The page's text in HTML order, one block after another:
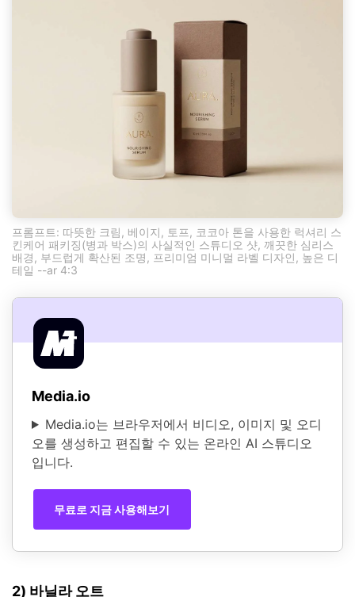
프롬프트: 따뜻한 크림, 베이지, 토프, 코코아 톤을 사용한 럭셔리 스
킨케어 패키징(병과 박스)의 사실적인 스튜디오 샷, 깨끗한 심리스
배경, 부드럽게 확산된 조명, 프리미엄 미니멀 라벨 디자인, 높은 디
테일 --ar 4:3
Media.io
Media.io는 브라우저에서 비디오, 이미지 및 오디
오를 생성하고 편집할 수 있는 온라인 AI 스튜디오
입니다.
무료로 지금 사용해보기
2) 바닐라 오트